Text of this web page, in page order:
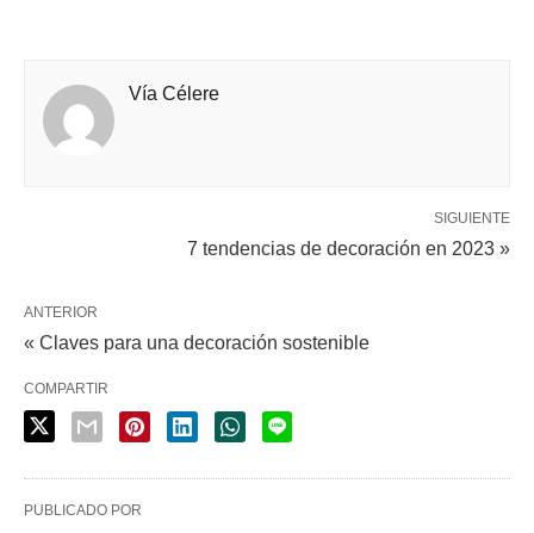
Vía Célere
SIGUIENTE
7 tendencias de decoración en 2023 »
ANTERIOR
« Claves para una decoración sostenible
COMPARTIR
PUBLICADO POR